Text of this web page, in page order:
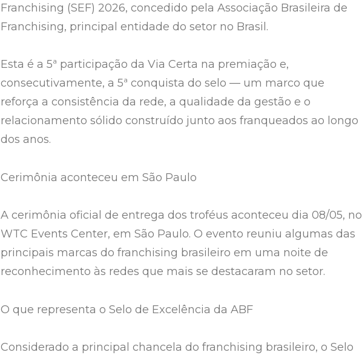
Franchising (SEF) 2026, concedido pela Associação Brasileira de
Franchising, principal entidade do setor no Brasil.
Esta é a 5ª participação da Via Certa na premiação e,
consecutivamente, a 5ª conquista do selo — um marco que
reforça a consistência da rede, a qualidade da gestão e o
relacionamento sólido construído junto aos franqueados ao longo
dos anos.
Cerimônia aconteceu em São Paulo
A cerimônia oficial de entrega dos troféus aconteceu dia 08/05, no
WTC Events Center, em São Paulo. O evento reuniu algumas das
principais marcas do franchising brasileiro em uma noite de
reconhecimento às redes que mais se destacaram no setor.
O que representa o Selo de Excelência da ABF
Considerado a principal chancela do franchising brasileiro, o Selo